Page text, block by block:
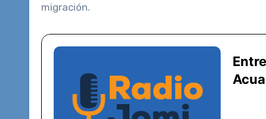
migración.